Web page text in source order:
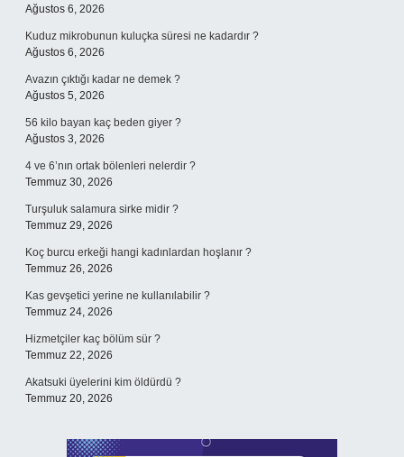
Ağustos 6, 2026
Kuduz mikrobunun kuluçka süresi ne kadardır ?
Ağustos 6, 2026
Avazın çıktığı kadar ne demek ?
Ağustos 5, 2026
56 kilo bayan kaç beden giyer ?
Ağustos 3, 2026
4 ve 6’nın ortak bölenleri nelerdir ?
Temmuz 30, 2026
Turşuluk salamura sirke midir ?
Temmuz 29, 2026
Koç burcu erkeği hangi kadınlardan hoşlanır ?
Temmuz 26, 2026
Kas gevşetici yerine ne kullanılabilir ?
Temmuz 24, 2026
Hizmetçiler kaç bölüm sür ?
Temmuz 22, 2026
Akatsuki üyelerini kim öldürdü ?
Temmuz 20, 2026